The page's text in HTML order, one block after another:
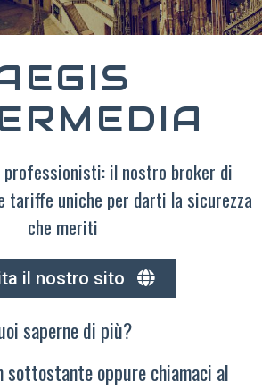
il nostro broker di
tariffe uniche per darti la sicurezza
che meriti
il nostro sito
saperne di più?
sottostante oppure chiamaci al